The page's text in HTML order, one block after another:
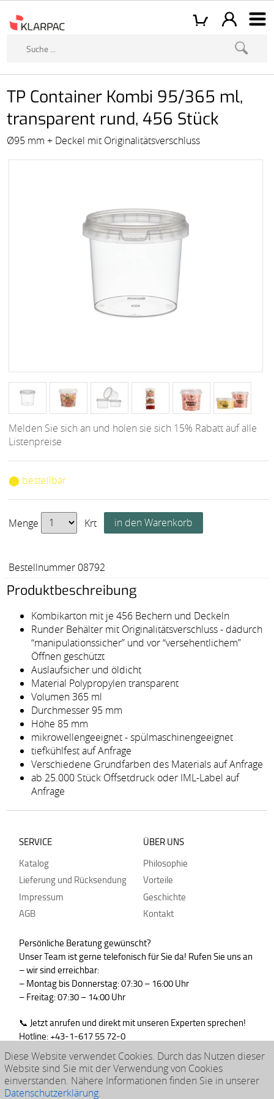
TP Container Kombi 95/365 ml,
transparent rund, 456 Stück
Ø95 mm + Deckel mit Originalitätsverschluss
Melden Sie sich an und holen sie sich 15% Rabatt auf alle
Listenpreise
⬤ bestellbar
Menge Krt
Bestellnummer 08792
Produktbeschreibung
Kombikarton mit je 456 Bechern und Deckeln
Runder Behälter mit Originalitätsverschluss - dadurch
“manipulationssicher” und vor “versehentlichem”
Öffnen geschützt
Auslaufsicher und öldicht
Material Polypropylen transparent
Volumen 365 ml
Durchmesser 95 mm
Höhe 85 mm
mikrowellengeeignet - spülmaschinengeeignet
tiefkühlfest auf Anfrage
Verschiedene Grundfarben des Materials auf Anfrage
ab 25.000 Stück Offsetdruck oder IML-Label auf
Anfrage
SERVICE
Katalog
Lieferung und Rücksendung
Impressum
AGB
ÜBER UNS
Philosophie
Vorteile
Geschichte
Kontakt
Persönliche Beratung gewünscht?
Unser Team ist gerne telefonisch für Sie da! Rufen Sie uns an
– wir sind erreichbar:
– Montag bis Donnerstag: 07:30 – 16:00 Uhr
– Freitag: 07:30 – 14:00 Uhr
📞 Jetzt anrufen und direkt mit unseren Experten sprechen!
Hotline: +43-1-617 55 72-0
WhatsApp : +43-664-99830765
Diese Website verwendet Cookies. Durch das Nutzen dieser
Website sind Sie mit der Verwendung von Cookies
einverstanden. Nähere Informationen finden Sie in unserer
Datenschutzerklärung.